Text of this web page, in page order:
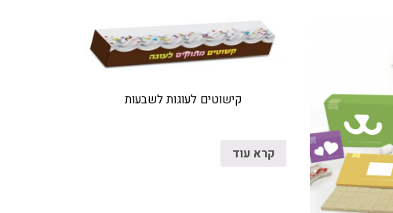
קישוטים לעוגות לשבעות
קרא עוד